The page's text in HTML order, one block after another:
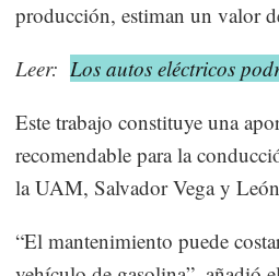
producción, estiman un valor
Leer: Los autos eléctricos
Este trabajo constituye una
recomendable para la
la UAM, Salvador Vega y
“El mantenimiento puede